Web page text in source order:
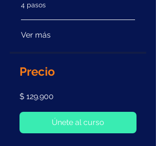
4 pasos
Ver más
Precio
$ 129.900
Únete al curso